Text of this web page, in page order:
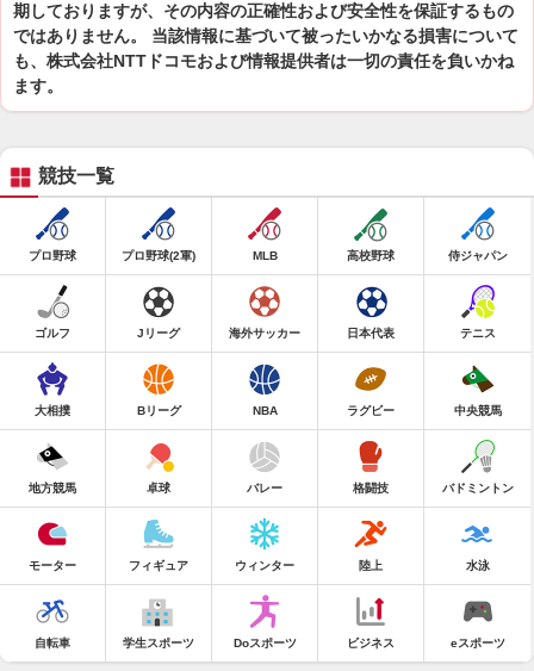
期しておりますが、その内容の正確性および安全性を保証するもの
ではありません。 当該情報に基づいて被ったいかなる損害について
も、株式会社NTTドコモおよび情報提供者は一切の責任を負いかね
ます。
競技一覧
プロ野球 プロ野球(2軍) MLB 高校野球 侍ジャパン
ゴルフ Jリーグ 海外サッカー 日本代表 テニス
大相撲 Bリーグ NBA ラグビー 中央競馬
地方競馬 卓球 バレー 格闘技 バドミントン
モーター フィギュア ウィンター 陸上 水泳
自転車 学生スポーツ Doスポーツ ビジネス eスポーツ